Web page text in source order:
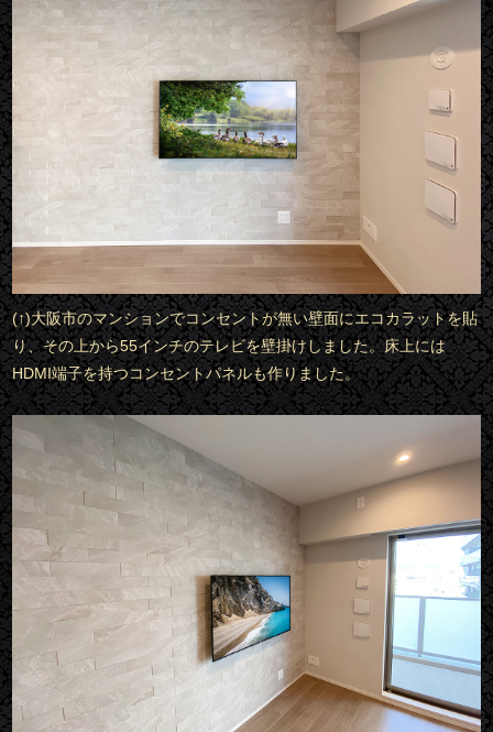
(↑)大阪市のマンションでコンセントが無い壁面にエコカラットを貼
り、その上から55インチのテレビを壁掛けしました。床上には
HDMI端子を持つコンセントパネルも作りました。